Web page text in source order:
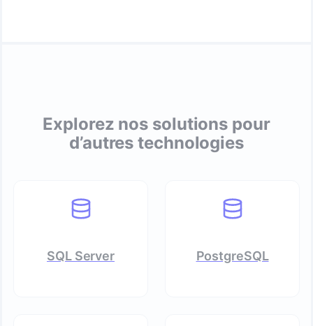
Explorez nos solutions pour
d’autres technologies
SQL Server PostgreSQL